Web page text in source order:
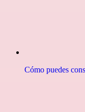
Cómo puedes